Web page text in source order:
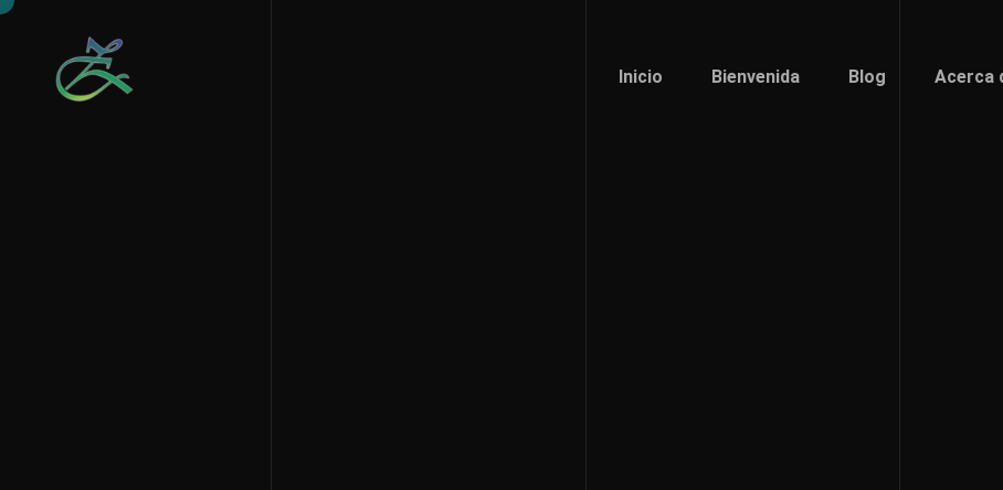
Inicio Bienvenida Blog Acerca